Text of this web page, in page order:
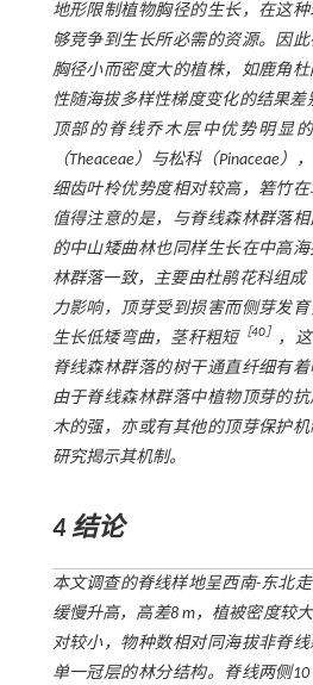
地形限制植物胸径的生长，在这
够竞争到生长所必需的资源。因
胸径小而密度大的植株，如鹿角
性随海拔多样性梯度变化的结果差
顶部的脊线乔木层中优势明显
（Theaceae）与松科（Pinaceae
细齿叶柃优势度相对较高，箬竹在
值得注意的是，与脊线森林群落
的中山矮曲林也同样生长在中高
林群落一致，主要由杜鹃花科组成
力影响，顶芽受到损害而侧芽发
生长低矮弯曲，茎秆粗短［40］
，
脊线森林群落的树干通直纤细有
由于脊线森林群落中植物顶芽的
木的强，亦或有其他的顶芽保护
研究揭示其机制。
4 结论
本文调查的脊线样地呈西南-东北
缓慢升高，高差8 m，植被密度较
对较小，物种数相对同海拔非脊
单一冠层的林分结构。脊线两侧